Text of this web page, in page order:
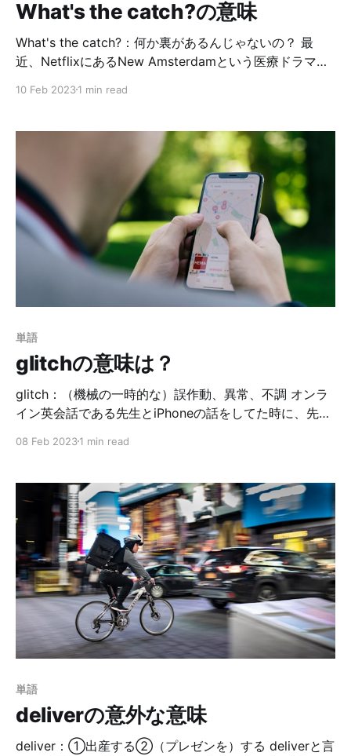
What's the catch?の意味
What's the catch?：何か裏があるんじゃないの？ 最
近、NetflixにあるNew Amsterdamという医療ドラマに
ボって）binge watchしています。その中でよく出てく
説明をします。この治療には、こんなにメリットがあり
ますよ！と言ったら、患者さんは言います。 What's the
catch? （そんなメリットだらけのいい話があるわけな
い。）何か裏があるんじゃない？ それに対して、ドクタ
ーが「実は副作用が強い」とか、「新しい臓器が必要な
のでドナーを見つけなきゃいけません」とか、問題点を
答えるんです。このドラマのお決まりのパターン。笑 こ
のフレーズはそのまま覚えて使うと便利です😉 この
catchは、良い方向に向かっているアクションの中で、
何か引っかかる事があるという意味です。前に進もうと
ね。他にも例文を書いてみます。 You can borrow
money
10 Feb 20231 min read
単語
glitchの意味は？
glitch：（機械の一時的な）誤作動、異常、不調 オンラ
イン英会話である先生とiPhoneの話をしてた時に、先生
のよねぇと言っていたのです。 This second-hand
てる。 glitchは名詞なんだけど、複数形で使う事が多い
そうです。確かに、誤作動って何回もするよね😇また、
glitchyという形容詞もあります。 This iPhone is
glitchy. このiPhone、よく調子悪くなるんだよね。 こう
いう身近な単語って意外と知らないんだよね。覚えてお
こうっと😆
08 Feb 20231 min read
単語
deliverの意外な意味
deliver：①出産する②（プレゼンを）する deliverと言